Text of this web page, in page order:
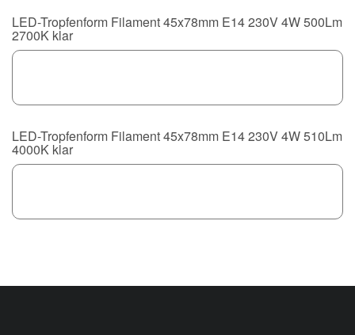
LED-Tropfenform Filament 45x78mm E14 230V 4W 500Lm
2700K klar
LED-Tropfenform Filament 45x78mm E14 230V 4W 510Lm
4000K klar